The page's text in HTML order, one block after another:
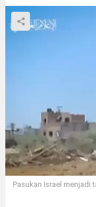
Pasukan Israel menjadi